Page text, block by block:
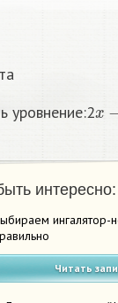
уровнение:2
интересно:
ингалятор-
Читать